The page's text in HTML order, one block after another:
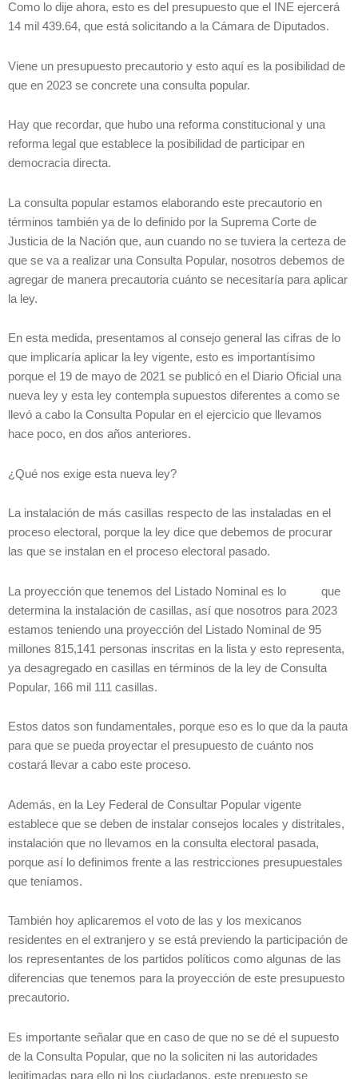
Como lo dije ahora, esto es del presupuesto que el INE ejercerá
14 mil 439.64, que está solicitando a la Cámara de Diputados.
Viene un presupuesto precautorio y esto aquí es la posibilidad de
que en 2023 se concrete una consulta popular.
Hay que recordar, que hubo una reforma constitucional y una
reforma legal que establece la posibilidad de participar en
democracia directa.
La consulta popular estamos elaborando este precautorio en
términos también ya de lo definido por la Suprema Corte de
Justicia de la Nación que, aun cuando no se tuviera la certeza de
que se va a realizar una Consulta Popular, nosotros debemos de
agregar de manera precautoria cuánto se necesitaría para aplicar
la ley.
En esta medida, presentamos al consejo general las cifras de lo
que implicaría aplicar la ley vigente, esto es importantísimo
porque el 19 de mayo de 2021 se publicó en el Diario Oficial una
nueva ley y esta ley contempla supuestos diferentes a como se
llevó a cabo la Consulta Popular en el ejercicio que llevamos
hace poco, en dos años anteriores.
¿Qué nos exige esta nueva ley?
La instalación de más casillas respecto de las instaladas en el
proceso electoral, porque la ley dice que debemos de procurar
las que se instalan en el proceso electoral pasado.
La proyección que tenemos del Listado Nominal es lo que
determina la instalación de casillas, así que nosotros para 2023
estamos teniendo una proyección del Listado Nominal de 95
millones 815,141 personas inscritas en la lista y esto representa,
ya desagregado en casillas en términos de la ley de Consulta
Popular, 166 mil 111 casillas.
Estos datos son fundamentales, porque eso es lo que da la pauta
para que se pueda proyectar el presupuesto de cuánto nos
costará llevar a cabo este proceso.
Además, en la Ley Federal de Consultar Popular vigente
establece que se deben de instalar consejos locales y distritales,
instalación que no llevamos en la consulta electoral pasada,
porque así lo definimos frente a las restricciones presupuestales
que teníamos.
También hoy aplicaremos el voto de las y los mexicanos
residentes en el extranjero y se está previendo la participación de
los representantes de los partidos políticos como algunas de las
diferencias que tenemos para la proyección de este presupuesto
precautorio.
Es importante señalar que en caso de que no se dé el supuesto
de la Consulta Popular, que no la soliciten ni las autoridades
legitimadas para ello ni los ciudadanos, este prepuesto se